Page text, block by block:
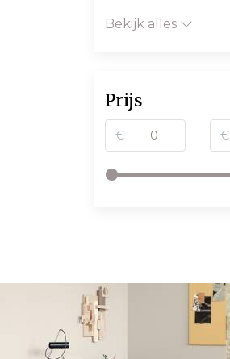
Bekijk alles
Prijs
€ €